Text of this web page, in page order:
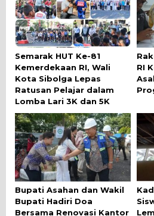
Semarak HUT Ke-81
Kemerdekaan RI, Wali
Kota Sibolga Lepas
Ratusan Pelajar dalam
Lomba Lari 3K dan 5K
RI
Bupati Asahan dan Wakil
Bupati Hadiri Doa
Bersama Renovasi Kantor